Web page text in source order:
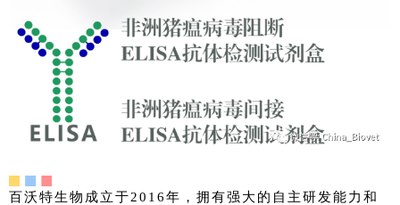
百沃特生物成立于2016年，拥有强大的自主研发能力和